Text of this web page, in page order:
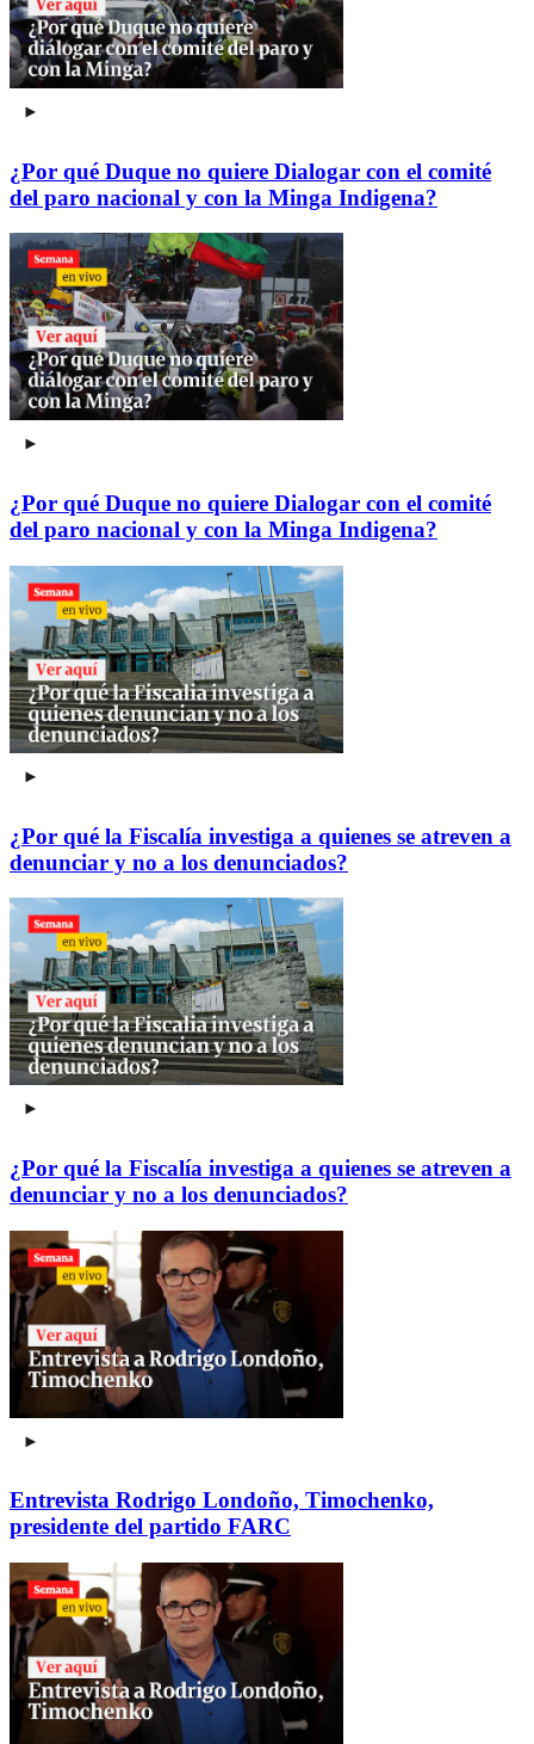
¿Por qué Duque no quiere Dialogar con el comité
del paro nacional y con la Minga Indigena?
¿Por qué Duque no quiere Dialogar con el comité
del paro nacional y con la Minga Indigena?
¿Por qué la Fiscalía investiga a quienes se atreven a
denunciar y no a los denunciados?
¿Por qué la Fiscalía investiga a quienes se atreven a
denunciar y no a los denunciados?
Entrevista Rodrigo Londoño, Timochenko,
presidente del partido FARC